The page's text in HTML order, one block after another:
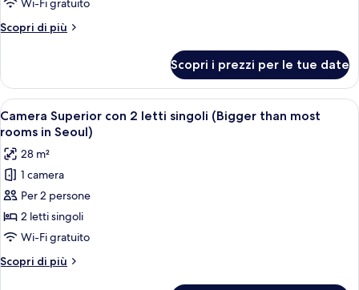
Superior
(Bigger
most
rooms
in
Seoul)
Wi-Fi gratuito
Scopri di più
Altri
Superior
(Bigger
than
most
in
Seoul)
Scopri i prezzi per le tue date
Apri
tutte
le
foto
per
Camera
Superior
con
2
letti
Una camera d'albergo con due letti,
2
Camera Superior con 2 letti singoli (Bigger than most
rooms in Seoul)
28 m²
1 camera
Per 2 persone
2 letti singoli
Wi-Fi gratuito
Scopri di più
Altri